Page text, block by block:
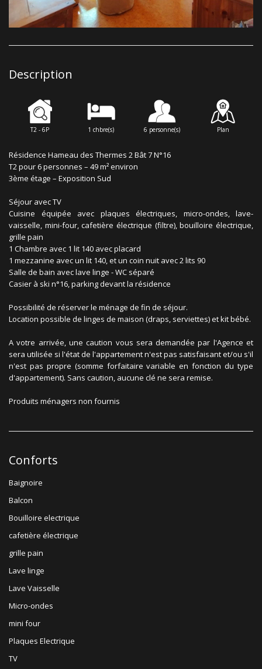
Description
T2 - 6P 1 chbre(s) 6 personne(s) Plan
Résidence Hameau des Thermes 2 Bât 7 N°16
T2 pour 6 personnes – 49 m² environ
3ème étage – Exposition Sud
Séjour avec TV
Cuisine équipée avec plaques électriques, micro-ondes, lave-
vaisselle, mini-four, cafetière électrique (filtre), bouilloire électrique,
grille pain
1 Chambre avec 1 lit 140 avec placard
1 mezzanine avec un lit 140, et un coin nuit avec 2 lits 90
Salle de bain avec lave linge - WC séparé
Casier à ski n°16, parking devant la résidence
Possibilité de réserver le ménage de fin de séjour.
Location possible de linges de maison (draps, serviettes) et kit bébé.
A votre arrivée, une caution vous sera demandée par l'Agence et
sera utilisée si l'état de l'appartement n'est pas satisfaisant et/ou s'il
n'est pas propre (somme forfaitaire variable en fonction du type
d'appartement). Sans caution, aucune clé ne sera remise.
Produits ménagers non fournis
Conforts
Baignoire
Balcon
Bouilloire electrique
cafetière électrique
grille pain
Lave linge
Lave Vaisselle
Micro-ondes
mini four
Plaques Electrique
TV